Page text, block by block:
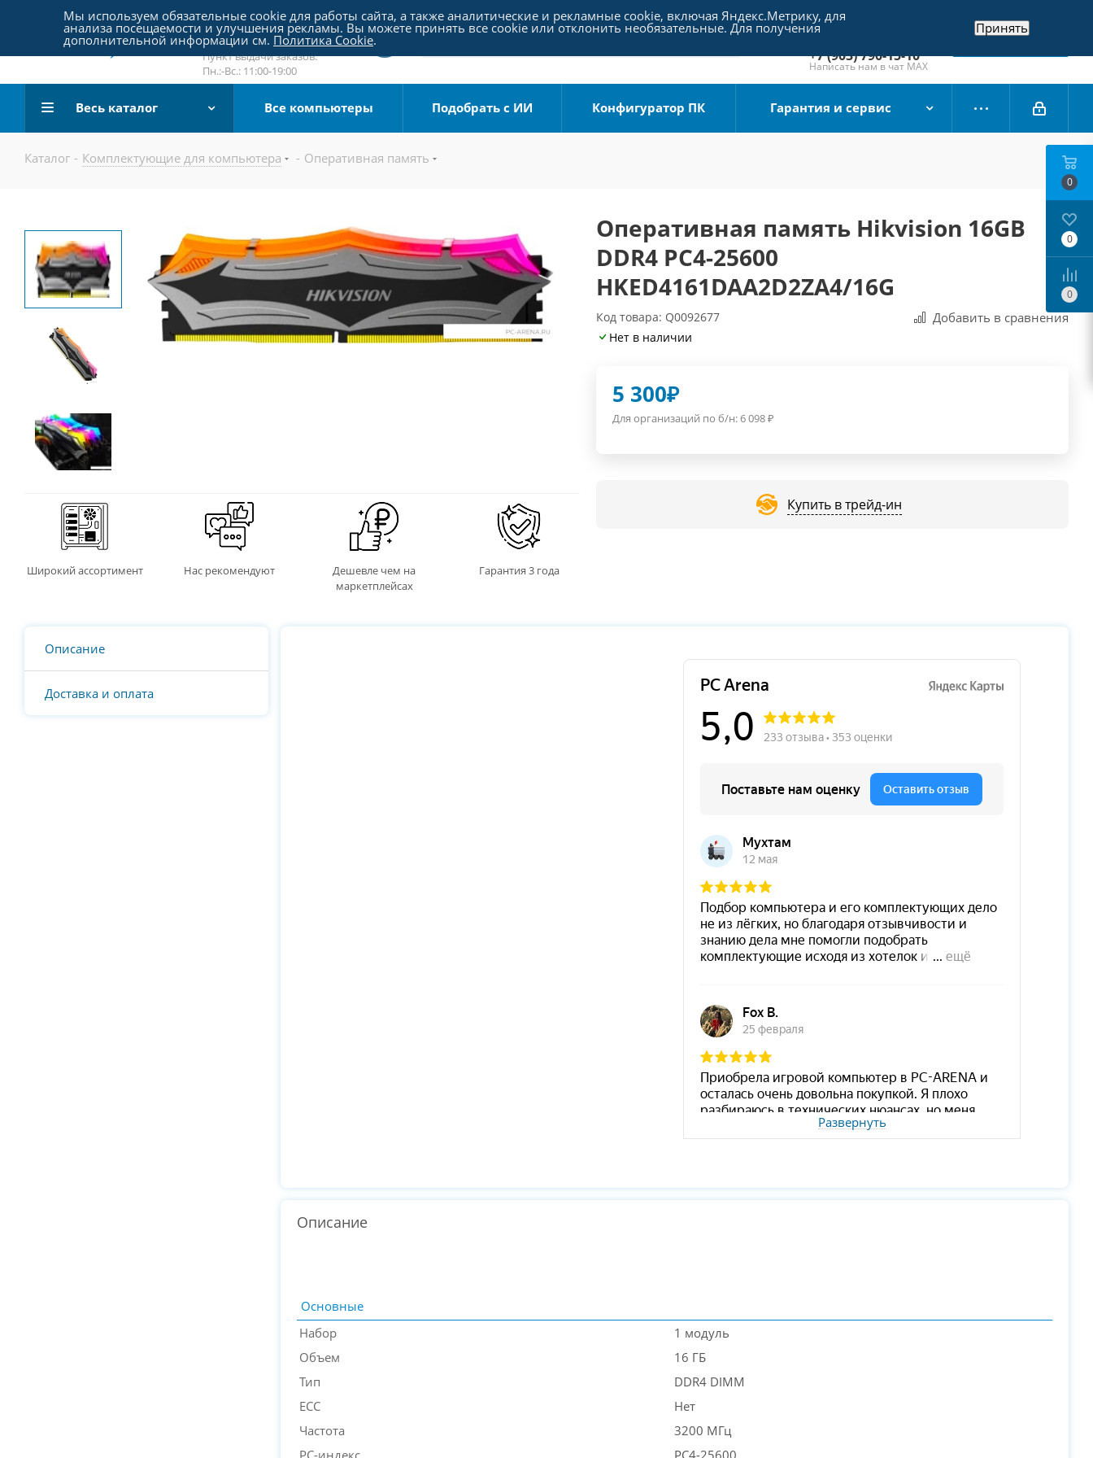
Пятницкое шоссе 18, пав. 267
email:sale@pc-arena.ru
Пн.:-Вс.: 10:00-20:00
Пункт выдачи заказов:
Пн.:-Вс.: 11:00-19:00
+7 (495) 790-15-10
Отдел продаж
+7 (903) 790-15-10
Написать нам в чат MAX
Заказать звонок
Весь каталог Все компьютеры Подобрать с ИИ Конфигуратор ПК Гарантия и сервис
Каталог - Комплектующие для компьютера - Оперативная память
Широкий ассортимент Нас рекомендуют
Дешевле чем на
маркетплейсах
Гарантия 3 года
Оперативная память Hikvision 16GB
DDR4 PC4-25600
HKED4161DAA2D2ZA4/16G
Код товара: Q0092677 Добавить в сравнения
Нет в наличии
5 300₽
Для организаций по б/н:6 098₽
Купить в трейд-ин
Описание
Доставка и оплата
Развернуть
Описание
Основные
Набор
1 модуль
Объем
16 ГБ
Тип
DDR4 DIMM
ECC
Нет
Частота
3200 МГц
PC-индекс
PC4-25600
0
0
0
Мы используем обязательные cookie для работы сайта, а также аналитические и рекламные cookie, включая Яндекс.Метрику, для
анализа посещаемости и улучшения рекламы. Вы можете принять все cookie или отклонить необязательные. Для получения
дополнительной информации см. Политика Cookie.
Принять